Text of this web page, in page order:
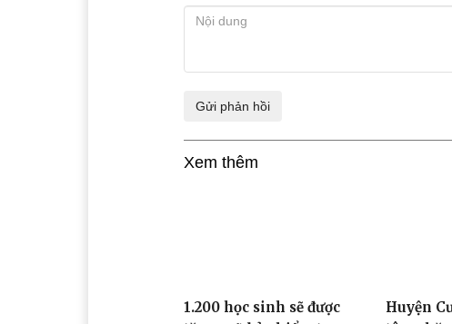
Xem thêm
1.200 học sinh sẽ được
Huyện